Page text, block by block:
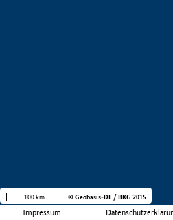
Impressum
100 km © Geobasis-DE / BKG 2015